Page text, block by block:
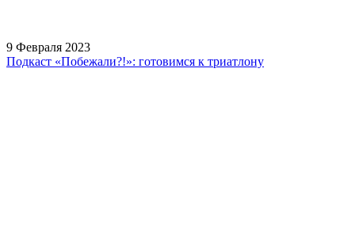
9 Февраля 2023
Подкаст «Побежали?!»: готовимся к триатлону